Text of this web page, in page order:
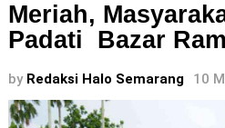
Meriah,
Padati Bazar
by Redaksi Halo Semarang 10